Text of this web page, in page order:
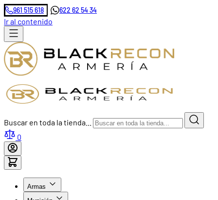
961 515 618 622 62 54 34
Ir al contenido
Buscar en toda la tienda...
0
Armas